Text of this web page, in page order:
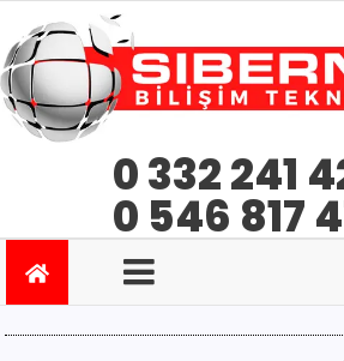
0 332 241
0 546 817